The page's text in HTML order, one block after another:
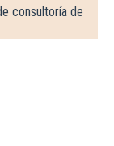
consultoría de